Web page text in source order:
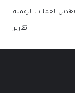
تعدين العملات الرقمية
تقارير